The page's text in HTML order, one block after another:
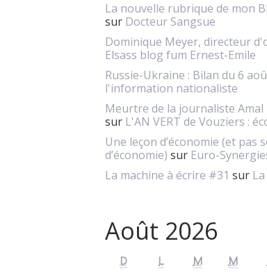
La nouvelle rubrique de mon
sur Docteur Sangsue
Dominique Meyer, directeur
Elsass blog fum Ernest-Emile
Russie-Ukraine : Bilan du 6
l'information nationaliste
Meurtre de la journaliste Amal
sur L'AN VERT de Vouziers :
Une leçon d’économie (et pas
d’économie) sur Euro-
La machine à écrire #31 sur
Août 2026
D L M M